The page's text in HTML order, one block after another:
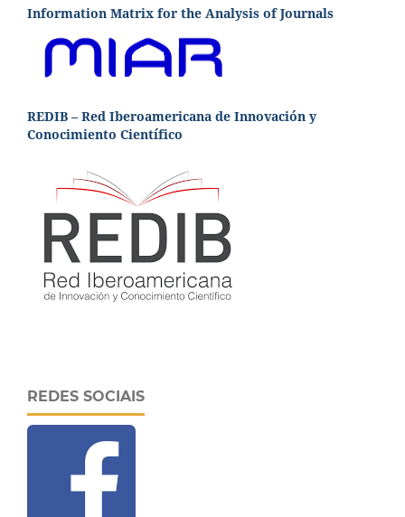
Information Matrix for the Analysis of Journals
REDIB – Red Iberoamericana de Innovación y
Conocimiento Científico
REDES SOCIAIS